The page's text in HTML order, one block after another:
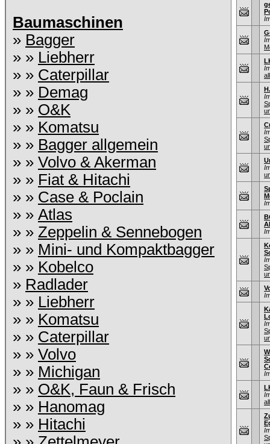
Baumaschinen
» Bagger
» » Liebherr
» » Caterpillar
» » Demag
» » O&K
» » Komatsu
» » Bagger allgemein
» » Volvo & Akerman
» » Fiat & Hitachi
» » Case & Poclain
» » Atlas
» » Zeppelin & Sennebogen
» » Mini- und Kompaktbagger
» » Kobelco
» Radlader
» » Liebherr
» » Komatsu
» » Caterpillar
» » Volvo
» » Michigan
» » O&K, Faun & Frisch
» » Hanomag
» » Hitachi